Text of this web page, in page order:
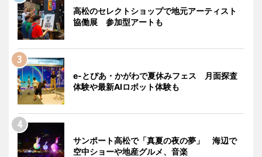
高松のセレクトショップで地元アーティスト
協働展 参加型アートも
e-とぴあ・かがわで夏休みフェス 月面探査
体験や最新AIロボット体験も
サンポート高松で「真夏の夜の夢」 海辺で
空中ショーや地産グルメ、音楽